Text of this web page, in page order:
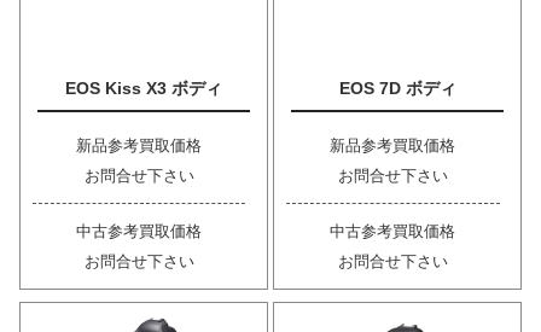
EOS Kiss X3 ボディ
新品参考買取価格
お問合せ下さい
中古参考買取価格
お問合せ下さい
EOS 7D ボディ
新品参考買取価格
お問合せ下さい
中古参考買取価格
お問合せ下さい